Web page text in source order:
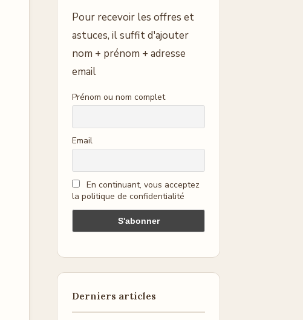
Pour recevoir les offres et
astuces, il suffit d'ajouter
nom + prénom + adresse
email
Prénom ou nom complet
Email
En continuant, vous acceptez
la politique de confidentialité
Derniers articles